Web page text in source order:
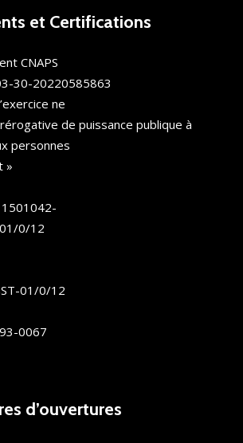
et Certifications
CNAPS
30-20220585863
ne
de puissance publique à
personnes
»
1501042-
0/12
01/0/12
0067
d’ouvertures